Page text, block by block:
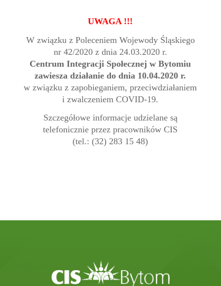
UWAGA !!!
W związku z Poleceniem Wojewody Śląskiego
nr 42/2020 z dnia 24.03.2020 r.
Centrum Integracji Społecznej w Bytomiu
zawiesza działanie do dnia 10.04.2020 r.
w związku z zapobieganiem, przeciwdziałaniem
i zwalczeniem COVID-19.
Szczegółowe informacje udzielane są
telefonicznie przez pracowników CIS
(tel.: (32) 283 15 48)